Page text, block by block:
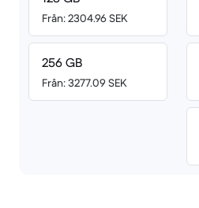
Från: 2304.96 SEK
256 GB
Från: 3277.09 SEK